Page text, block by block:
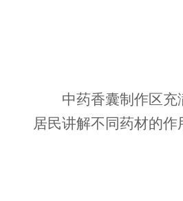
中药香囊制作区
居民讲解不同药材的